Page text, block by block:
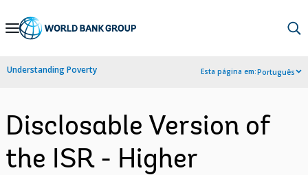
Skip
Navigation
Understanding Poverty Esta página em:Português
Disclosable Version of
the ISR - Higher